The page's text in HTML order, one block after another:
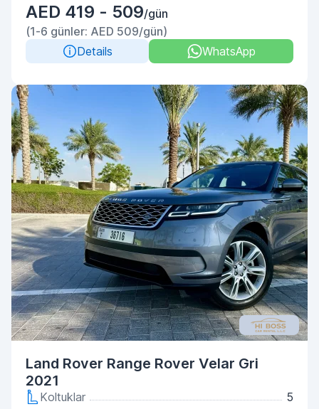
AED 419 - 509/gün
(1-6 günler: AED 509/gün)
Details
WhatsApp
Land Rover Range Rover Velar Gri
2021
Koltuklar 5